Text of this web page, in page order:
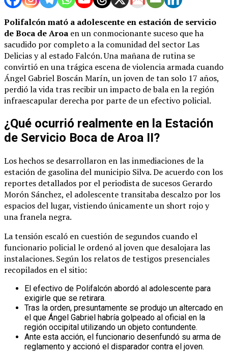
Polifalcón mató a adolescente en estación de servicio
de Boca de Aroa en un conmocionante suceso que ha
sacudido por completo a la comunidad del sector Las
Delicias y al estado Falcón. Una mañana de rutina se
convirtió en una trágica escena de violencia armada cuando
Ángel Gabriel Boscán Marín, un joven de tan solo 17 años,
perdió la vida tras recibir un impacto de bala en la región
infraescapular derecha por parte de un efectivo policial.
¿Qué ocurrió realmente en la Estación
de Servicio Boca de Aroa II?
Los hechos se desarrollaron en las inmediaciones de la
estación de gasolina del municipio Silva. De acuerdo con los
reportes detallados por el periodista de sucesos Gerardo
Morón Sánchez, el adolescente transitaba descalzo por los
espacios del lugar, vistiendo únicamente un short rojo y
una franela negra.
La tensión escaló en cuestión de segundos cuando el
funcionario policial le ordenó al joven que desalojara las
instalaciones. Según los relatos de testigos presenciales
recopilados en el sitio:
El efectivo de Polifalcón abordó al adolescente para
exigirle que se retirara.
Tras la orden, presuntamente se produjo un altercado en
el que Ángel Gabriel habría golpeado al oficial en la
región occipital utilizando un objeto contundente.
Ante esta acción, el funcionario desenfundó su arma de
reglamento y accionó el disparador contra el joven.